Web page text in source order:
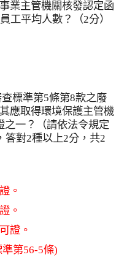
業主管機關核發認定函
工平均人數？（2分）
查標準第5條第8款之廢
應取得環境保護主管機
之一？（請依法令規定
答對2種以上2分，共2
。
。
證。
準第56-5條)